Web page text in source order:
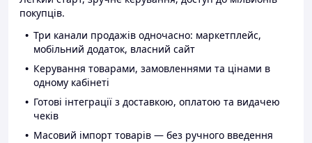
покупців.
Три канали продажів одночасно: маркетплейс,
мобільний додаток, власний сайт
Керування товарами, замовленнями та цінами в
одному кабінеті
Готові інтеграції з доставкою, оплатою та видачею
чеків
Масовий імпорт товарів — без ручного введення